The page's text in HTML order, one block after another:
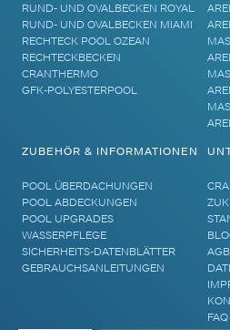
RUND- UND OVALBECKEN ROYAL
RUND- UND OVALBECKEN MIAMI
RECHTECK POOL OZEAN
RECHTECKBECKEN
CRANTHERMO
GFK-POLYESTERPOOL
ZUBEHÖR & INFORMATIONEN
POOL ÜBERDACHUNGEN
POOL ABDECKUNGEN
POOL UPGRADES
WASSERPFLEGE
SICHERHEITS-DATENBLÄTTER
GEBRAUCHSANLEITUNGEN